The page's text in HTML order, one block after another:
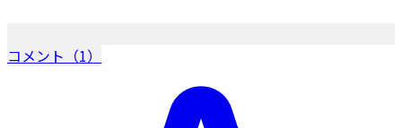
コメント（1）